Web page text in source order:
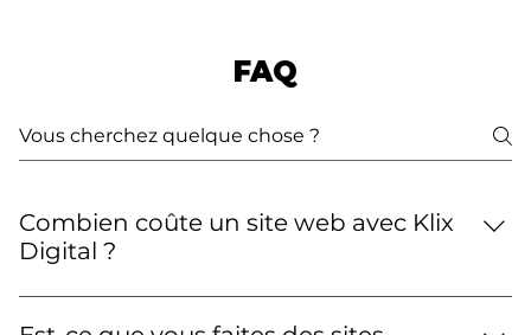
FAQ
Combien coûte un site web avec Klix
Digital ?
Nos créations de sites web commencent à 1 500 €,